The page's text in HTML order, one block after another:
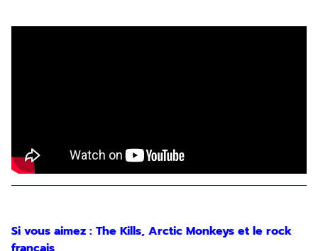
Si vous aimez : The Kills, Arctic Monkeys et le rock